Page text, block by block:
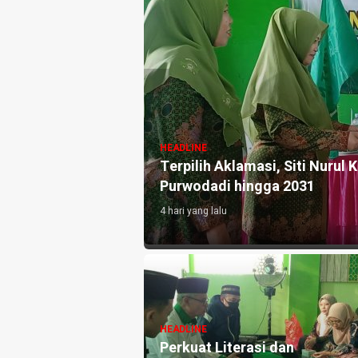
HEADLINE
Terpilih Aklamasi, Siti Nurul
Purwodadi hingga 2031
4 hari yang lalu
HEADLINE
Perkuat Literasi dan